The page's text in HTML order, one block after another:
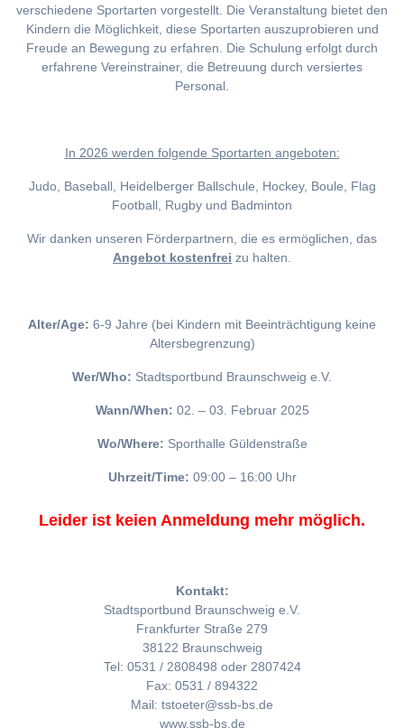
verschiedene Sportarten vorgestellt. Die Veranstaltung bietet den
Kindern die Möglichkeit, diese Sportarten auszuprobieren und
Freude an Bewegung zu erfahren. Die Schulung erfolgt durch
erfahrene Vereinstrainer, die Betreuung durch versiertes
Personal.
In 2026 werden folgende Sportarten angeboten:
Judo, Baseball, Heidelberger Ballschule, Hockey, Boule, Flag
Football, Rugby und Badminton
Wir danken unseren Förderpartnern, die es ermöglichen, das
Angebot kostenfrei zu halten.
Alter/Age: 6-9 Jahre (bei Kindern mit Beeinträchtigung keine
Altersbegrenzung)
Wer/Who: Stadtsportbund Braunschweig e.V.
Wann/When: 02. – 03. Februar 2025
Wo/Where: Sporthalle Güldenstraße
Uhrzeit/Time: 09:00 – 16:00 Uhr
Leider ist keien Anmeldung mehr möglich.
Kontakt:
Stadtsportbund Braunschweig e.V.
Frankfurter Straße 279
38122 Braunschweig
Tel: 0531 / 2808498 oder 2807424
Fax: 0531 / 894322
Mail: tstoeter@ssb-bs.de
www.ssb-bs.de